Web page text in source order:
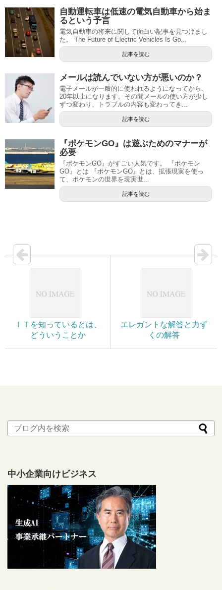
自動運転車は低速の電気自動車から始ま
るという予言
電気自動車の将来に関して面白い記事を見つけまし
た。 The Future of Electric Vehicles Is Go...
記事を読む
メールは読んでいない方が悪いのか？
電子メールが一般的に使われるようになってから、
20年以上になります。その間メールの使い方が少し
ずつ変わり、トラブルの内容も変わってき...
記事を読む
『ポケモンGO』は遊ぶためのマナーが
必要
『ポケモンGO』がすごい人気です。 『ポケモン
GO』とは 『ポケモンGO』とは、拡張現実を使っ
て、ポケモンの世界を現実世...
記事を読む
ＩＴを知っているとは、
どういうことか
エレガントな解答と力ず
くの解答
中小企業向けビジネス